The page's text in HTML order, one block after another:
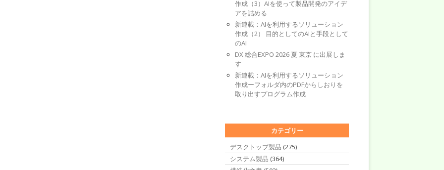
作成（3）AIを使って製品開発のアイデ
アを詰める
新連載：AIを利用するソリューション
作成（2） 目的としてのAIと手段として
のAI
DX 総合EXPO 2026 夏 東京 に出展しま
す
新連載：AIを利用するソリューション
作成ーフォルダ内のPDFからしおりを
取り出すプログラム作成
カテゴリー
デスクトップ製品 (275)
システム製品 (364)